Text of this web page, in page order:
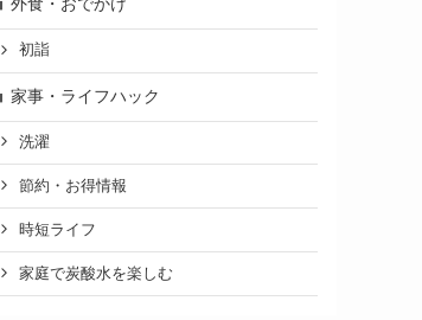
初詣
家事・ライフハック
洗濯
節約・お得情報
時短ライフ
家庭で炭酸水を楽しむ